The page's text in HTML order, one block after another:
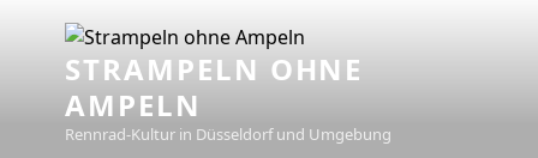
STRAMPELN OHNE
AMPELN
Rennrad-Kultur in Düsseldorf und Umgebung